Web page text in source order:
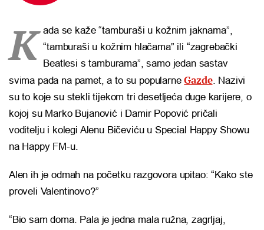
K ada se kaže “tamburaši u kožnim jaknama”,
“tamburaši u kožnim hlačama” ili “zagrebački
Beatlesi s tamburama”, samo jedan sastav
svima pada na pamet, a to su popularneGazde. Nazivi
su to koje su stekli tijekom tri desetljeća duge karijere, o
kojoj su Marko Bujanović i Damir Popović pričali
voditelju i kolegi Alenu Bičeviću u Special Happy Showu
na Happy FM-u.
Alen ih je odmah na početku razgovora upitao: “Kako ste
proveli Valentinovo?”
“Bio sam doma. Pala je jedna mala ružna, zagrljaj,